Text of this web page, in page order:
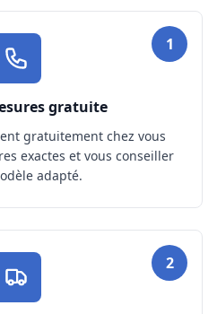
1
gratuite
gratuitement chez vous
exactes et vous conseiller
adapté.
2